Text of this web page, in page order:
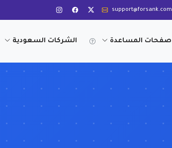
support@forsank.com
صفحات المساعدة الشركات السعودية